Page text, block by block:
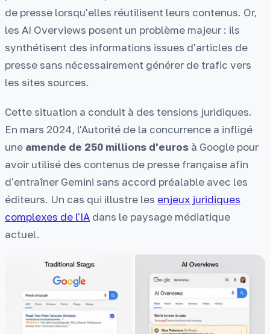
de presse lorsqu'elles réutilisent leurs contenus. Or,
les AI Overviews posent un problème majeur : ils
synthétisent des informations issues d'articles de
presse sans nécessairement générer de trafic vers
les sites sources.
Cette situation a conduit à des tensions juridiques.
En mars 2024, l'Autorité de la concurrence a infligé
une amende de 250 millions d'euros à Google pour
avoir utilisé des contenus de presse française afin
d'entraîner Gemini sans accord préalable avec les
éditeurs. Un cas qui illustre les enjeux juridiques
complexes de l'IA dans le paysage médiatique
actuel.